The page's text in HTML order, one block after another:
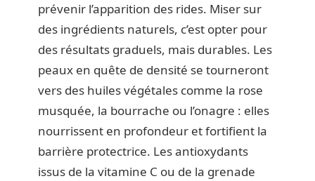
prévenir l’apparition des rides. Miser sur
des ingrédients naturels, c’est opter pour
des résultats graduels, mais durables. Les
peaux en quête de densité se tourneront
vers des huiles végétales comme la rose
musquée, la bourrache ou l’onagre : elles
nourrissent en profondeur et fortifient la
barrière protectrice. Les antioxydants
issus de la vitamine C ou de la grenade